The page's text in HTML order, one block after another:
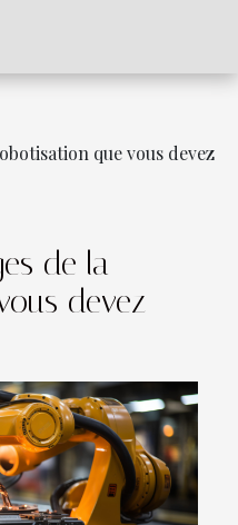
que vous devez
de la
devez